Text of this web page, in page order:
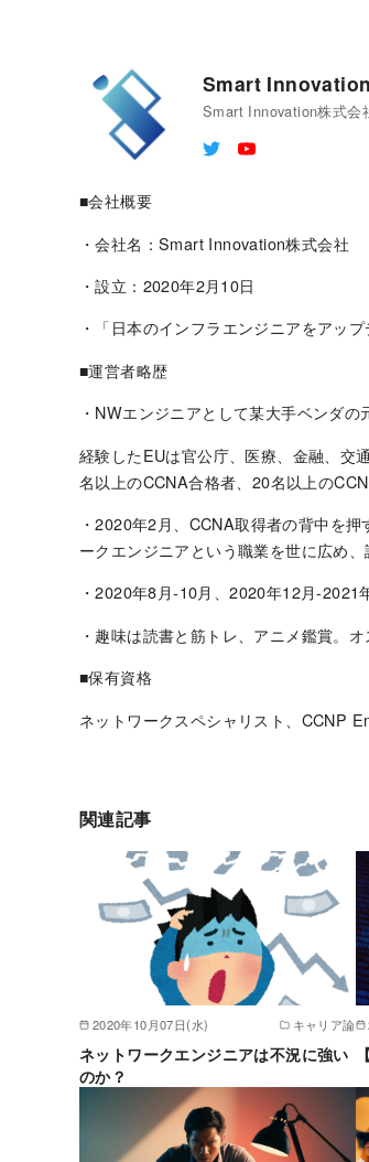
Smart
Smart Innovation株式
■会社概要
・会社名：Smart Innovation株式会社
・設立：2020年2月10日
・「日本のインフラエンジニアをアッ
■運営者略歴
・NWエンジニアとして某大手ベンダの
経験したEUは官公庁、医療、金融、交
名以上のCCNA合格者、20名以上の
・2020年2月、CCNA取得者の背中を
ークエンジニアという職業を世に広め、
・2020年8月-10月、2020年12月-2021
・趣味は読書と筋トレ、アニメ鑑賞。
■保有資格
ネットワークスペシャリスト、CCNP
関連記事
2020年10月07日(水) キャリア論
ネットワークエンジニアは不況に強い
のか？